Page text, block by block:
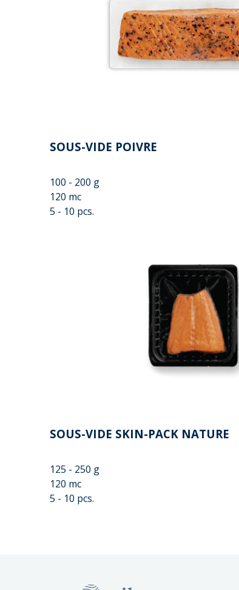
SOUS-VIDE POIVRE
100 - 200 g
120 mc
5 - 10 pcs.
SOUS-VIDE SKIN-PACK NATURE
125 - 250 g
120 mc
5 - 10 pcs.